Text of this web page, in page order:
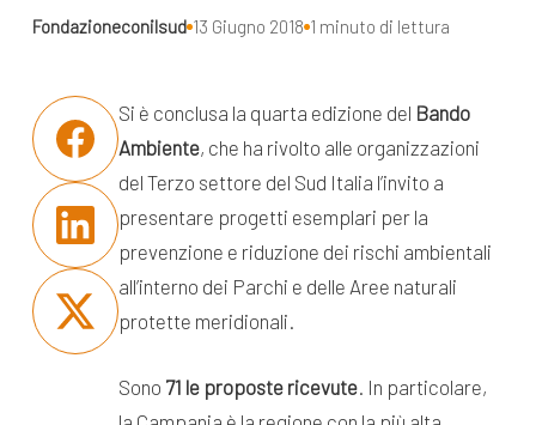
Fondazioneconilsud 13 Giugno 2018 1 minuto di lettura
Si è conclusa la quarta edizione del Bando
Ambiente, che ha rivolto alle organizzazioni
del Terzo settore del Sud Italia l’invito a
presentare progetti esemplari per la
prevenzione e riduzione dei rischi ambientali
all’interno dei Parchi e delle Aree naturali
protette meridionali.
Sono 71 le proposte ricevute. In particolare,
appuntamenti
Appuntamenti
Docufilm
e blog progetti
Seguici sui social: